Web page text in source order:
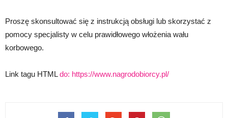
Proszę skonsultować się z instrukcją obsługi lub skorzystać z
pomocy specjalisty w celu prawidłowego włożenia wału
korbowego.
Link tagu HTMLdo: https://www.nagrodobiorcy.pl/